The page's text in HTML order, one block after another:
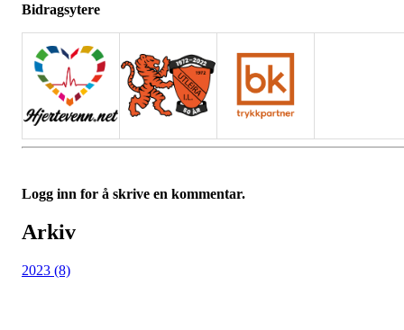
Bidragsytere
Logg inn for å skrive en kommentar.
Arkiv
2023 (8)